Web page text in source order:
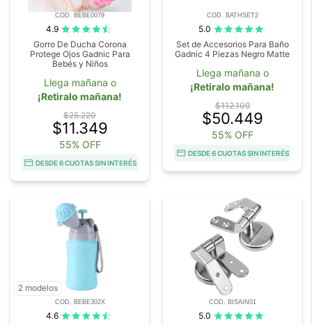
COD. BEBE0079
4.9
Gorro De Ducha Corona
Protege Ojos Gadnic Para
Bebés y Niños
Llega mañana o
¡Retiralo mañana!
$25.220
$11.349
55% OFF
DESDE 6 CUOTAS SIN INTERÉS
COD. BATHSET2
5.0
Set de Accesorios Para Baño
Gadnic 4 Piezas Negro Matte
Llega mañana o
¡Retiralo mañana!
$112.109
$50.449
55% OFF
DESDE 6 CUOTAS SIN INTERÉS
2 modelos
COD. BEBE302X
4.6
COD. BISAIN01
5.0